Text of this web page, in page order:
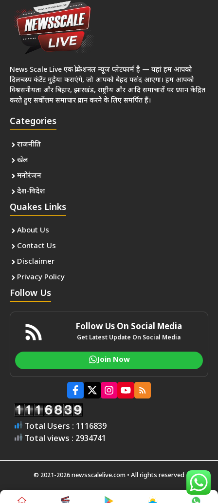
News Scale Live एक प्रोफेशनल न्यूज़ प्लेटफार्म है — यहां हम आपको
दिलचस्प कंटेंट मुहैया कराएंगे, जो आपको बेहद पसंद आएगा। हम आपको
विश्वसनीयता और बिहार, झारखंड, राष्ट्रीय और आदि समाचारों पर ध्यान केंद्रित
करते हुए सर्वोत्तम समाचार प्रदान करने के लिए समर्पित हैं।
Categories
राजनीति
खेल
मनोरंजन
देश-विदेश
Quakes Links
About Us
Contact Us
Disclaimer
Privacy Policy
Follow Us
Follow Us On Social Media
Get Latest Update On Social Media
Join Now
Total Users : 1116839
Total views : 2934741
© 2021-2026 newsscalelive.com • All rights reserved